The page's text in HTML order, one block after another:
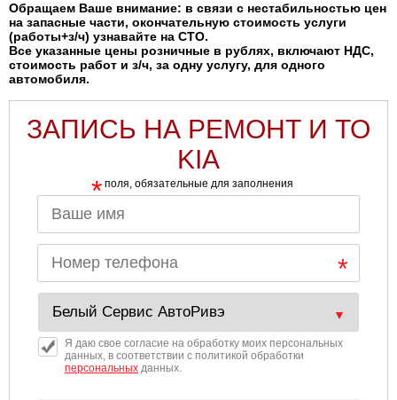
Обращаем Ваше внимание: в связи с нестабильностью цен
на запасные части, окончательную стоимость услуги
(работы+з/ч) узнавайте на СТО.
Все указанные цены розничные в рублях, включают НДС,
стоимость работ и з/ч, за одну услугу, для одного
автомобиля.
ЗАПИСЬ НА РЕМОНТ И ТО
KIA
* поля, обязательные для заполнения
Я даю свое согласие на обработку моих персональных
данных, в соответствии с политикой обработки
персональныхданных.